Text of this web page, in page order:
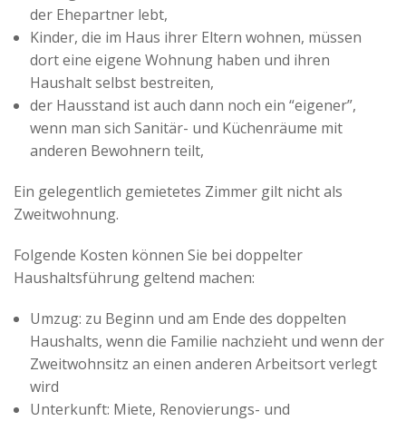
der Ehepartner lebt,
Kinder, die im Haus ihrer Eltern wohnen, müssen
dort eine eigene Wohnung haben und ihren
Haushalt selbst bestreiten,
der Hausstand ist auch dann noch ein “eigener”,
wenn man sich Sanitär- und Küchenräume mit
anderen Bewohnern teilt,
Ein gelegentlich gemietetes Zimmer gilt nicht als
Zweitwohnung.
Folgende Kosten können Sie bei doppelter
Haushaltsführung geltend machen:
Umzug: zu Beginn und am Ende des doppelten
Haushalts, wenn die Familie nachzieht und wenn der
Zweitwohnsitz an einen anderen Arbeitsort verlegt
wird
Unterkunft: Miete, Renovierungs- und